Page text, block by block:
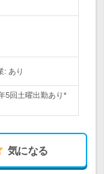
: あり
5回土曜出勤あり*
気になる